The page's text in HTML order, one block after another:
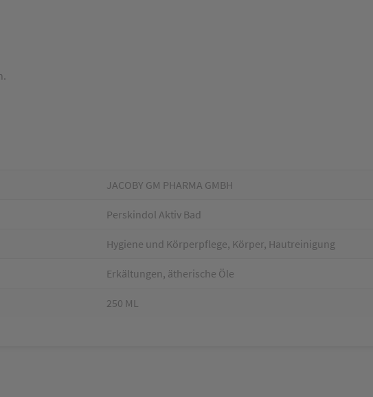
JACOBY GM PHARMA GMBH
Perskindol Aktiv Bad
Hygiene und Körperpflege, Körper, Hautreinigung
Erkältungen, ätherische Öle
250 ML